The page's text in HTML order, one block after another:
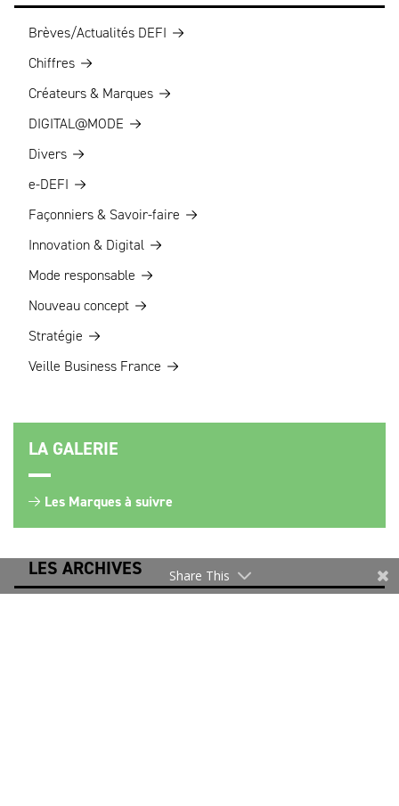
Brèves/Actualités DEFI
Chiffres
Créateurs & Marques
DIGITAL@MODE
Divers
e-DEFI
Façonniers & Savoir-faire
Innovation & Digital
Mode responsable
Nouveau concept
Stratégie
Veille Business France
LA GALERIE
Les Marques à suivre
LES ARCHIVES Share This